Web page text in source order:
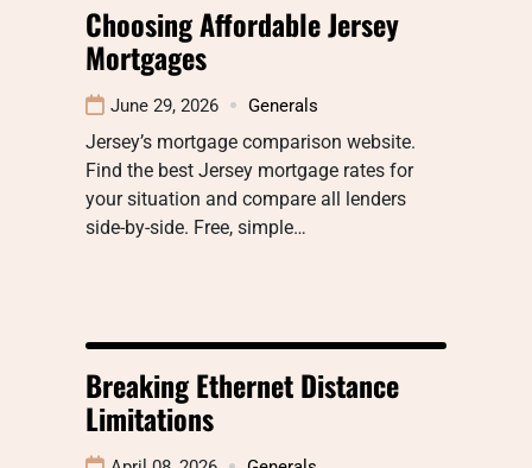
Choosing Affordable Jersey
Mortgages
June 29, 2026 Generals
Jersey’s mortgage comparison website.
Find the best Jersey mortgage rates for
your situation and compare all lenders
side-by-side. Free, simple…
Breaking Ethernet Distance
Limitations